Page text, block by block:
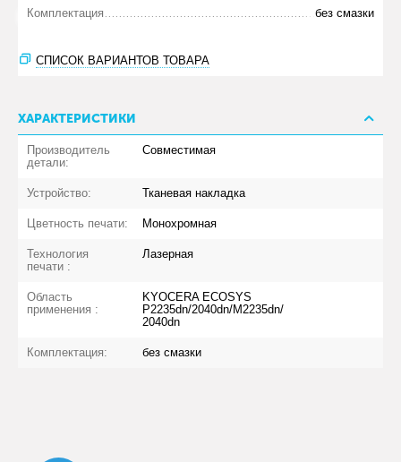
Комплектация
без смазки
СПИСОК ВАРИАНТОВ ТОВАРА
ХАРАКТЕРИСТИКИ
Производитель
детали:
Совместимая
Устройство: Тканевая накладка
Цветность печати: Монохромная
Технология
печати :
Лазерная
Область
применения :
KYOCERA ECOSYS
P2235dn/2040dn/M2235dn/
2040dn
Комплектация: без смазки